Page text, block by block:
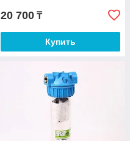
20 700 ₸
Купить